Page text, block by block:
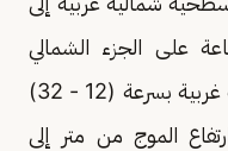
- 40) كم/ساعة على الجزء الشمالي
والأوسط وشمالية غربية إلى جنوبية غربية بسرعة (12 - 32)
الموج من متر إلى